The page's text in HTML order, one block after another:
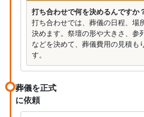
打ち合わせで何を決めるんですか
打ち合わせでは、葬儀の日程、場
決めます。祭壇の形や大きさ、参
などを決めて、葬儀費用の見積も
す。
葬儀を正式
に依頼